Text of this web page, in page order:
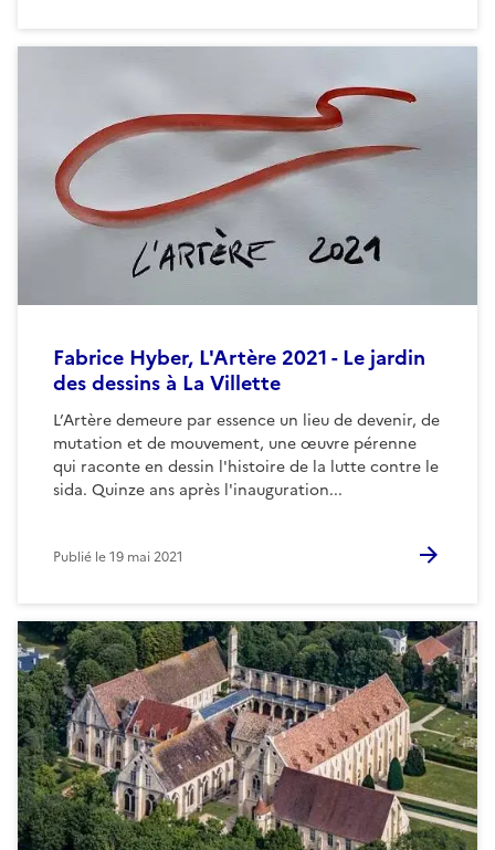
Fabrice Hyber, L'Artère 2021 - Le jardin
des dessins à La Villette
L’Artère demeure par essence un lieu de devenir, de
mutation et de mouvement, une œuvre pérenne
qui raconte en dessin l'histoire de la lutte contre le
sida. Quinze ans après l'inauguration...
Publié le19 mai 2021